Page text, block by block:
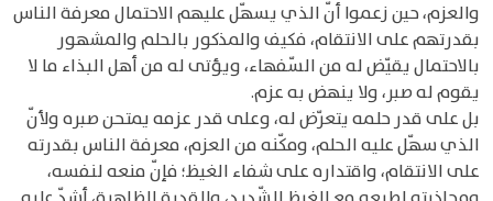
والعزم، حين زعموا أنّ الذي يسهّل عليهم الاحتمال معرفة الناس
بقدرتهم على الانتقام، فكيف والمذكور بالحلم والمشهور
بالاحتمال يقيّض له من السّفهاء، ويؤتى له من أهل البذاء ما لا
يقوم له صبر، ولا ينهض به عزم.
بل على قدر حلمه يتعرّض له، وعلى قدر عزمه يمتحن صبره ولأنّ
الذي سهّل عليه الحلم، ومكّنه من العزم، معرفة الناس بقدرته
على الانتقام، واقتداره على شفاء الغيظ؛ فإنّ منعه لنفسه،